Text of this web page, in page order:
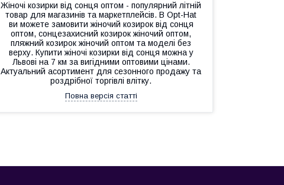
Жіночі козирки від сонця оптом - популярний літній
товар для магазинів та маркетплейсів. В Opt-Hat
ви можете замовити жіночий козирок від сонця
оптом, сонцезахисний козирок жіночий оптом,
пляжний козирок жіночий оптом та моделі без
верху. Купити жіночі козирки від сонця можна у
Львові на 7 км за вигідними оптовими цінами.
Актуальний асортимент для сезонного продажу та
роздрібної торгівлі влітку.
Повна версія статті